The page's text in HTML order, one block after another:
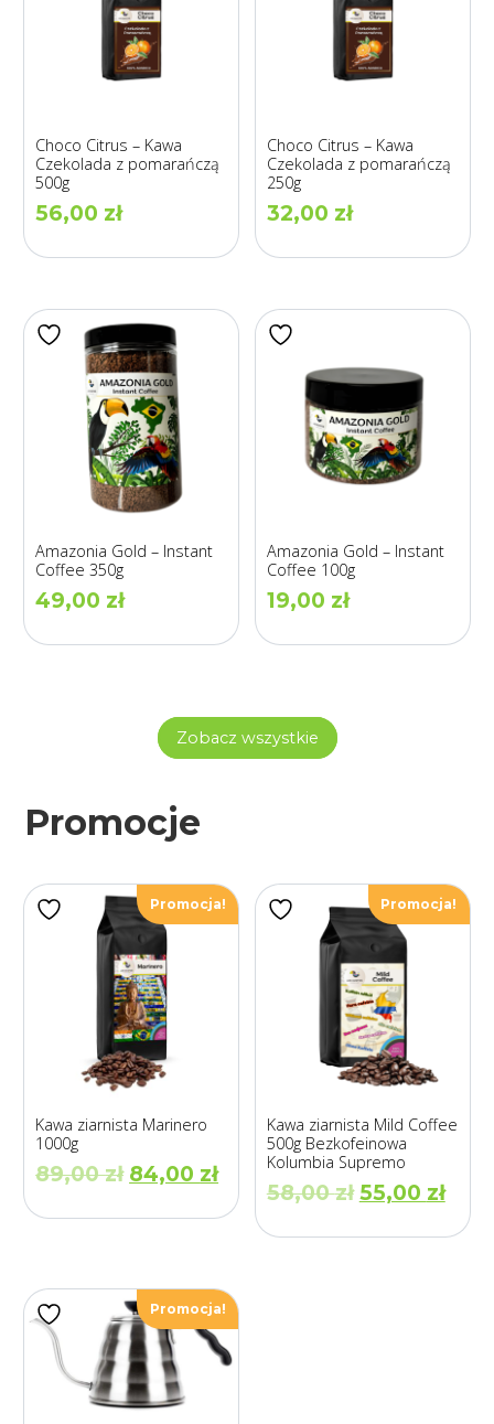
Choco Citrus – Kawa
Czekolada z pomarańczą
500g
56,00 zł
Choco Citrus – Kawa
Czekolada z pomarańczą
250g
32,00 zł
Amazonia Gold – Instant
Coffee 350g
49,00 zł
Amazonia Gold – Instant
Coffee 100g
19,00 zł
Zobacz wszystkie
Promocje
Promocja!
Kawa ziarnista Marinero
1000g
89,00zł Pierwotna
cena
wynosiła:
84,00 złAktualna
cena
wynosi:
84,00 zł.
Promocja!
Kawa ziarnista Mild Coffee
500g Bezkofeinowa
Kolumbia Supremo
58,00zł Pierwotna
cena
wynosiła:
55,00 zł
Promocja!